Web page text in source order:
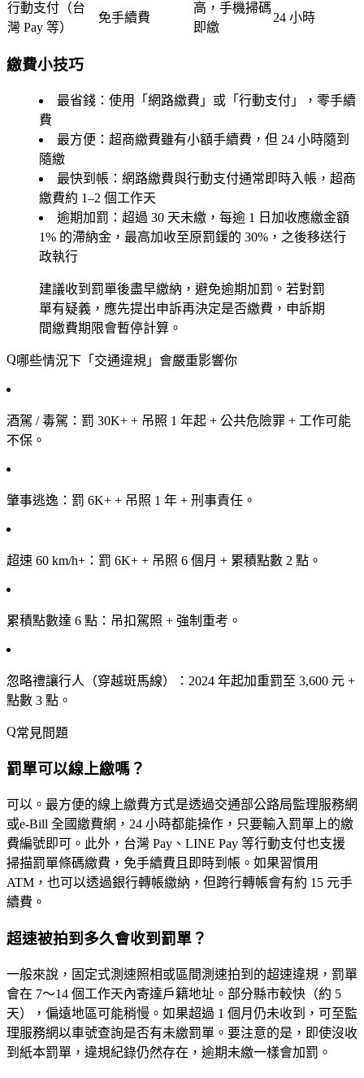
行動支付（台
灣 Pay 等）
免手續費
高，手機掃碼
即繳
24 小時
繳費小技巧
最省錢 ：使用「網路繳費」或「行動支付」，零手續
費
最方便 ：超商繳費雖有小額手續費，但 24 小時隨到
隨繳
最快到帳 ：網路繳費與行動支付通常即時入帳，超商
繳費約 1–2 個工作天
逾期加罰 ：超過 30 天未繳，每逾 1 日加收應繳金額
1% 的滯納金，最高加收至原罰鍰的 30%，之後移送行
政執行
建議收到罰單後盡早繳納，避免逾期加罰。若對罰
單有疑義，應先提出申訴再決定是否繳費，申訴期
間繳費期限會暫停計算。
哪些情況下「交通違規」會嚴重影響你
酒駕 / 毒駕 ：罰 30K+ + 吊照 1 年起 + 公共危險罪 + 工作可能
不保。
肇事逃逸 ：罰 6K+ + 吊照 1 年 + 刑事責任。
超速 60 km/h+ ：罰 6K+ + 吊照 6 個月 + 累積點數 2 點。
累積點數達 6 點 ：吊扣駕照 + 強制重考。
忽略禮讓行人（穿越斑馬線）
：2024 年起加重罰至 3,600 元 +
點數 3 點。
常見問題
罰單可以線上繳嗎？
可以。最方便的線上繳費方式是透過交通部公路局監理服務網
或e-Bill 全國繳費網 ，24 小時都能操作，只要輸入罰單上的繳
費編號即可。此外，台灣 Pay、LINE Pay 等行動支付也支援
掃描罰單條碼繳費，免手續費且即時到帳。如果習慣用
ATM，也可以透過銀行轉帳繳納，但跨行轉帳會有約 15 元手
續費。
超速被拍到多久會收到罰單？
一般來說，固定式測速照相或區間測速拍到的超速違規，罰單
會在 7～14 個工作天內寄達戶籍地址。部分縣市較快（約 5
天），偏遠地區可能稍慢。如果超過 1 個月仍未收到，可至監
理服務網以車號查詢是否有未繳罰單。要注意的是，即使沒收
到紙本罰單，違規紀錄仍然存在，逾期未繳一樣會加罰。